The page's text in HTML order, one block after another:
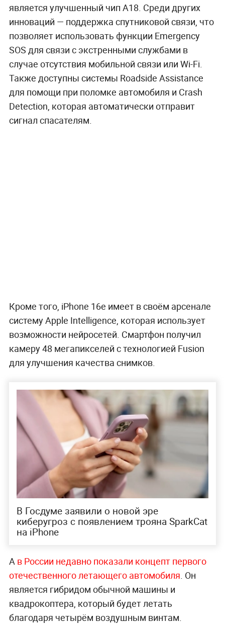
является улучшенный чип A18. Среди других
инноваций — поддержка спутниковой связи, что
позволяет использовать функции Emergency
SOS для связи с экстренными службами в
случае отсутствия мобильной связи или Wi-Fi.
Также доступны системы Roadside Assistance
для помощи при поломке автомобиля и Crash
Detection, которая автоматически отправит
сигнал спасателям.
Кроме того, iPhone 16e имеет в своём арсенале
систему Apple Intelligence, которая использует
возможности нейросетей. Смартфон получил
камеру 48 мегапикселей с технологией Fusion
для улучшения качества снимков.
В Госдуме заявили о новой эре
киберугроз с появлением трояна SparkCat
на iPhone
А в России недавно показали концепт первого
отечественного летающего автомобиля . Он
является гибридом обычной машины и
квадрокоптера, который будет летать
благодаря четырём воздушным винтам.